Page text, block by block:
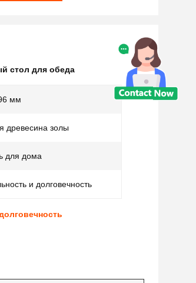
стол для обеда
мм
древесина золы
для дома
и долговечность